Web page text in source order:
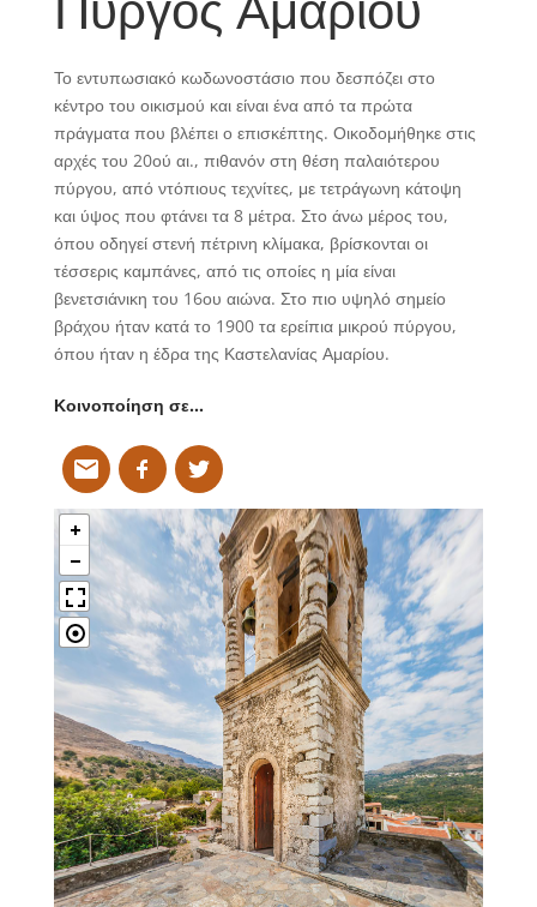
Το εντυπωσιακό κωδωνοστάσιο που δεσπόζει στο
κέντρο του οικισμού και είναι ένα από τα πρώτα
πράγματα που βλέπει ο επισκέπτης. Οικοδομήθηκε στις
αρχές του 20ού αι., πιθανόν στη θέση παλαιότερου
πύργου, από ντόπιους τεχνίτες, με τετράγωνη κάτοψη
και ύψος που φτάνει τα 8 μέτρα. Στο άνω μέρος του,
όπου οδηγεί στενή πέτρινη κλίμακα, βρίσκονται οι
τέσσερις καμπάνες, από τις οποίες η μία είναι
βενετσιάνικη του 16ου αιώνα. Στο πιο υψηλό σημείο
βράχου ήταν κατά το 1900 τα ερείπια μικρού πύργου,
όπου ήταν η έδρα της Καστελανίας Αμαρίου.
Κοινοποίηση σε…